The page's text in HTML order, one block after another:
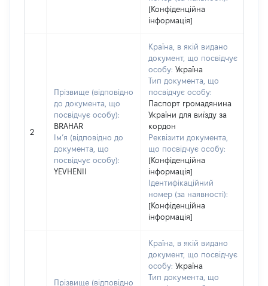
[Конфіденційна
інформація]
2
Прізвище (відповідно
до документа, що
посвідчує особу):
BRAHAR
Ім’я (відповідно до
документа, що
посвідчує особу):
YEVHENII
Країна, в якій видано
документ, що посвідчує
особу: Україна
Тип документа, що
посвідчує особу:
Паспорт громадянина
України для виїзду за
кордон
Реквізити документа,
що посвідчує особу:
[Конфіденційна
інформація]
Ідентифікаційний
номер (за наявності):
[Конфіденційна
інформація]
Прізвище (відповідно
Країна, в якій видано
документ, що посвідчує
особу: Україна
Тип документа, що